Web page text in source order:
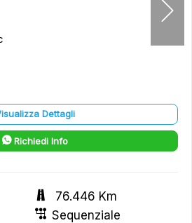
Dettagli
Richiedi Info
76.446 Km
Sequenziale